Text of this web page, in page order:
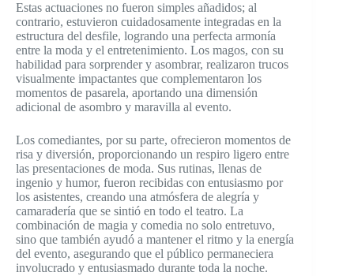
Estas actuaciones no fueron simples añadidos; al
contrario, estuvieron cuidadosamente integradas en la
estructura del desfile, logrando una perfecta armonía
entre la moda y el entretenimiento. Los magos, con su
habilidad para sorprender y asombrar, realizaron trucos
visualmente impactantes que complementaron los
momentos de pasarela, aportando una dimensión
adicional de asombro y maravilla al evento.
Los comediantes, por su parte, ofrecieron momentos de
risa y diversión, proporcionando un respiro ligero entre
las presentaciones de moda. Sus rutinas, llenas de
ingenio y humor, fueron recibidas con entusiasmo por
los asistentes, creando una atmósfera de alegría y
camaradería que se sintió en todo el teatro. La
combinación de magia y comedia no solo entretuvo,
sino que también ayudó a mantener el ritmo y la energía
del evento, asegurando que el público permaneciera
involucrado y entusiasmado durante toda la noche.